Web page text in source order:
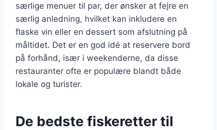
særlige menuer til par, der ønsker at fejre en
særlig anledning, hvilket kan inkludere en
flaske vin eller en dessert som afslutning på
måltidet. Det er en god idé at reservere bord
på forhånd, især i weekenderne, da disse
restauranter ofte er populære blandt både
lokale og turister.
De bedste fiskeretter til